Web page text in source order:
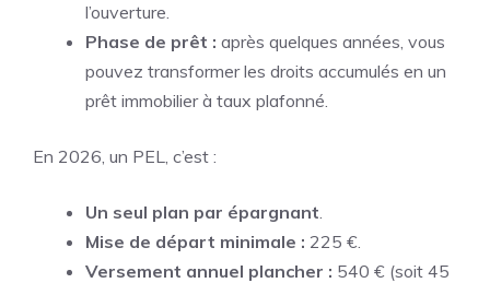
l’ouverture.
Phase de prêt : après quelques années, vous
pouvez transformer les droits accumulés en un
prêt immobilier à taux plafonné.
En 2026, un PEL, c’est :
Un seul plan par épargnant.
Mise de départ minimale : 225 €.
Versement annuel plancher : 540 € (soit 45